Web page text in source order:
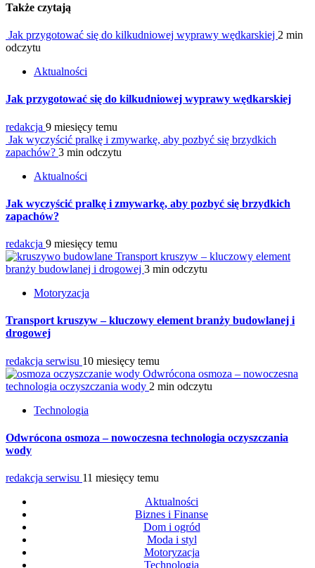
Także czytają
Jak przygotować się do kilkudniowej wyprawy wędkarskiej 2 min
odczytu
Aktualności
Jak przygotować się do kilkudniowej wyprawy wędkarskiej
redakcja 9 miesięcy temu
Jak wyczyścić pralkę i zmywarkę, aby pozbyć się brzydkich
zapachów? 3 min odczytu
Aktualności
Jak wyczyścić pralkę i zmywarkę, aby pozbyć się brzydkich
zapachów?
redakcja 9 miesięcy temu
Transport kruszyw – kluczowy element
branży budowlanej i drogowej 3 min odczytu
Motoryzacja
Transport kruszyw – kluczowy element branży budowlanej i
drogowej
redakcja serwisu 10 miesięcy temu
Odwrócona osmoza – nowoczesna
technologia oczyszczania wody 2 min odczytu
Technologia
Odwrócona osmoza – nowoczesna technologia oczyszczania
wody
redakcja serwisu 11 miesięcy temu
Aktualności
Biznes i Finanse
Dom i ogród
Moda i styl
Motoryzacja
Technologia